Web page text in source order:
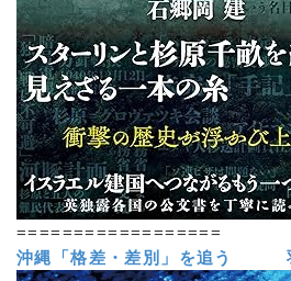
==================
沖縄「格差・差別」を追う